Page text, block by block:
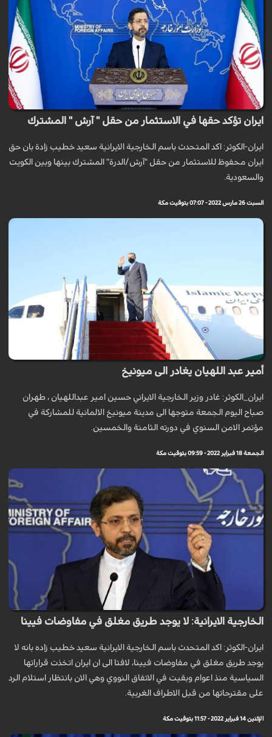
ايران تؤكد حقها في الاستثمار من حقل " آرش " المشترك
ايران-الكوثر: اكد المتحدث باسم الخارجية الايرانية سعيد خطيب زادة بان حق
ايران محفوظ للاستثمار من حقل "آرش/الدرة" المشترك بينها وبين الكويت
والسعودية.
السبت 26 مارس 2022 - 07:07 بتوقيت مكة
أمير عبد اللهيان يغادر الى ميونيخ
ايران_الكوثر: غادر وزير الخارجية الايراني حسين امير عبداللهيان ، طهران
صباح اليوم الجمعة متوجها الى مدينة ميونيخ الالمانية للمشاركة في
مؤتمر الامن السنوي في دورته الثامنة والخمسين.
الجمعة 18 فبراير 2022 - 09:59 بتوقيت مكة
الخارجية الايرانية: لا يوجد طريق مغلق في مفاوضات فيينا
ايران-الكوثر: اكد المتحدث باسم الخارجية الايرانية سعيد خطيب زاده بانه لا
يوجد طريق مغلق في مفاوضات فيينا، لافتا الى ان ايران اتخذت قراراتها
السياسية منذ اعوام وبقيت في الاتفاق النووي وهي الان بانتظار استلام الرد
على مقترحاتها من قبل الاطراف الغربية.
الإثنين 14 فبراير 2022 - 11:57 بتوقيت مكة